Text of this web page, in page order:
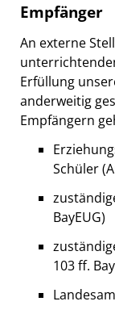
Empfänger
An externe
Erfüllung
anderweitig
Empfängern
Schüler
BayEUG)
103 ff.